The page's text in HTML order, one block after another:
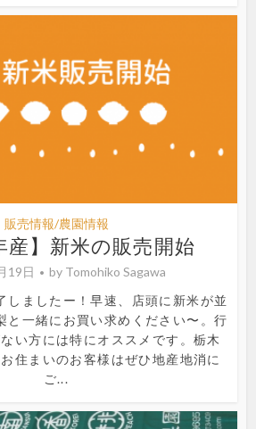
販売情報/農園情報
産】新米の販売開始
19日 by Tomohiko Sagawa
しましたー！早速、店頭に新米が並
と一緒にお買い求めください〜。行
い方には特にオススメです。栃木
住まいのお客様はぜひ地産地消に
ご...